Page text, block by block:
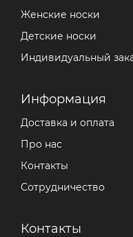
Женские носки
Детские носки
Индивидуальный
Информация
Доставка и оплата
Про нас
Контакты
Сотрудничество
Контакты